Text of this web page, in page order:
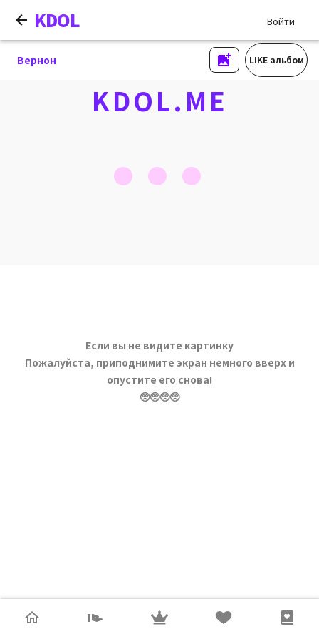
KDOL Войти
Вернон LIKE альбом
KDOL.ME
Если вы не видите картинку
Пожалуйста, приподнимите экран немного вверх и
опустите его снова!
🥺🥺🥺🥺